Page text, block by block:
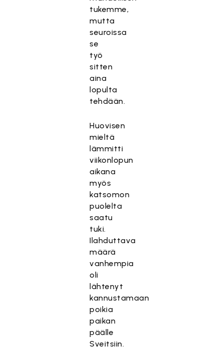
tukemme,
mutta
seuroissa
se
työ
sitten
aina
lopulta
tehdään.
Huovisen
mieltä
lämmitti
viikonlopun
aikana
myös
katsomon
puolelta
saatu
tuki.
Ilahduttava
määrä
vanhempia
oli
lähtenyt
kannustamaan
poikia
paikan
päälle
Sveitsiin.